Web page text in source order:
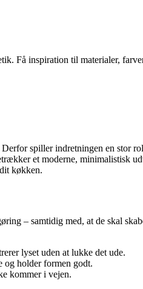
Få inspiration til materialer,
spiller indretningen en stor
et moderne, minimalistisk
køkken.
– samtidig med, at de skal
lyset uden at lukke det ude.
og holder formen godt.
kommer i vejen.